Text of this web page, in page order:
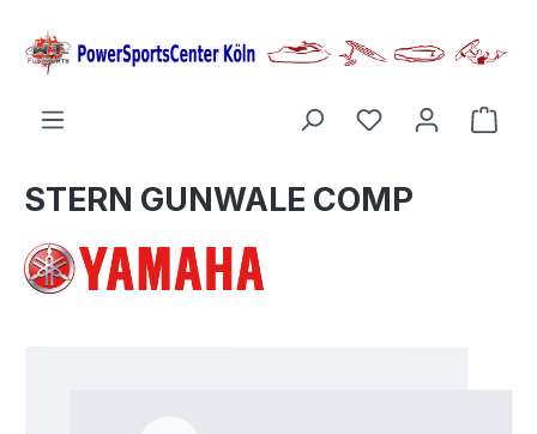
springen
STERN GUNWALE COMP